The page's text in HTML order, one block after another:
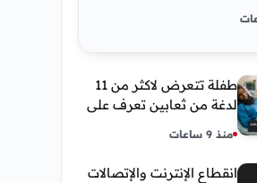
طفلة تتعرض لاكثر من 11
لدغة من ثعابين تعرف على
العريقي
منذ 9 ساعات
انقطاع الإنترنت والإتصالات